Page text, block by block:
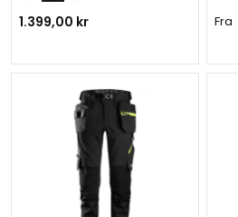
1.399,00 kr Fra